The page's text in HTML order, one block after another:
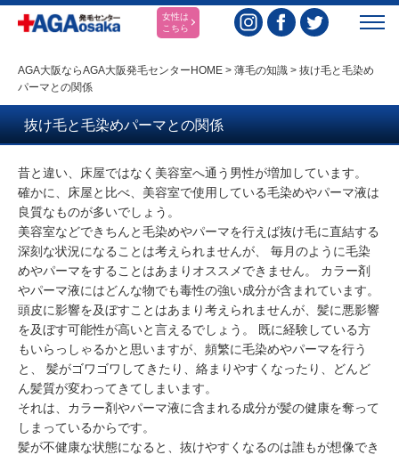
女性は
こちら
AGA大阪ならAGA大阪発毛センターHOME > 薄毛の知識 > 抜け毛と毛染め
パーマとの関係
抜け毛と毛染めパーマとの関係
昔と違い、床屋ではなく美容室へ通う男性が増加しています。
確かに、床屋と比べ、美容室で使用している毛染めやパーマ液は
良質なものが多いでしょう。
美容室などできちんと毛染めやパーマを行えば抜け毛に直結する
深刻な状況になることは考えられませんが、 毎月のように毛染
めやパーマをすることはあまりオススメできません。 カラー剤
やパーマ液にはどんな物でも毒性の強い成分が含まれています。
頭皮に影響を及ぼすことはあまり考えられませんが、髪に悪影響
を及ぼす可能性が高いと言えるでしょう。 既に経験している方
もいらっしゃるかと思いますが、頻繁に毛染めやパーマを行う
と、 髪がゴワゴワしてきたり、絡まりやすくなったり、どんど
ん髪質が変わってきてしまいます。
それは、カラー剤やパーマ液に含まれる成分が髪の健康を奪って
しまっているからです。
髪が不健康な状態になると、抜けやすくなるのは誰もが想像でき